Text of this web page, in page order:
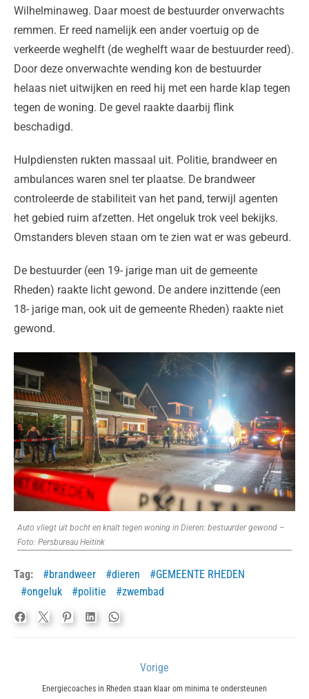
Wilhelminaweg. Daar moest de bestuurder onverwachts
remmen. Er reed namelijk een ander voertuig op de
verkeerde weghelft (de weghelft waar de bestuurder reed).
Door deze onverwachte wending kon de bestuurder
helaas niet uitwijken en reed hij met een harde klap tegen
tegen de woning. De gevel raakte daarbij flink
beschadigd.
Hulpdiensten rukten massaal uit. Politie, brandweer en
ambulances waren snel ter plaatse. De brandweer
controleerde de stabiliteit van het pand, terwijl agenten
het gebied ruim afzetten. Het ongeluk trok veel bekijks.
Omstanders bleven staan om te zien wat er was gebeurd.
De bestuurder (een 19- jarige man uit de gemeente
Rheden) raakte licht gewond. De andere inzittende (een
18- jarige man, ook uit de gemeente Rheden) raakte niet
gewond.
Auto vliegt uit bocht en knalt tegen woning in Dieren: bestuurder gewond –
Foto: Persbureau Heitink
Tag: brandweer dieren
GEMEENTE RHEDEN
ongeluk
politie zwembad
navigatie
Vorige
Previous
Energiecoaches in Rheden staan klaar om minima te ondersteunen